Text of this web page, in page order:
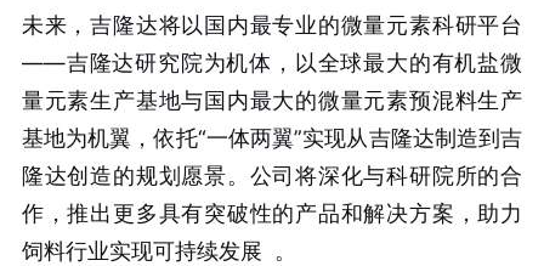
未来，吉隆达将以国内最专业的微量元素科研平台
——吉隆达研究院为机体，以全球最大的有机盐微
量元素生产基地与国内最大的微量元素预混料生产
基地为机翼，依托“一体两翼”实现从吉隆达制造到吉
隆达创造的规划愿景。公司将深化与科研院所的合
作，推出更多具有突破性的产品和解决方案，助力
饲料行业实现可持续发展 。